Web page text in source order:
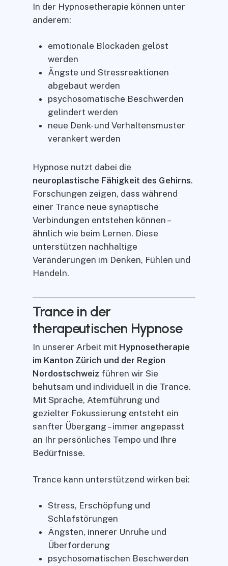
In der Hypnosetherapie können unter
anderem:
emotionale Blockaden gelöst
werden
Ängste und Stressreaktionen
abgebaut werden
psychosomatische Beschwerden
gelindert werden
neue Denk- und Verhaltensmuster
verankert werden
Hypnose nutzt dabei die
neuroplastische Fähigkeit des Gehirns.
Forschungen zeigen, dass während
einer Trance neue synaptische
Verbindungen entstehen können –
ähnlich wie beim Lernen. Diese
unterstützen nachhaltige
Veränderungen im Denken, Fühlen und
Handeln.
Trance in der
therapeutischen Hypnose
In unserer Arbeit mit Hypnosetherapie
im Kanton Zürich und der Region
Nordostschweiz führen wir Sie
behutsam und individuell in die Trance.
Mit Sprache, Atemführung und
gezielter Fokussierung entsteht ein
sanfter Übergang – immer angepasst
an Ihr persönliches Tempo und Ihre
Bedürfnisse.
Trance kann unterstützend wirken bei:
Stress, Erschöpfung und
Schlafstörungen
Ängsten, innerer Unruhe und
Überforderung
psychosomatischen Beschwerden